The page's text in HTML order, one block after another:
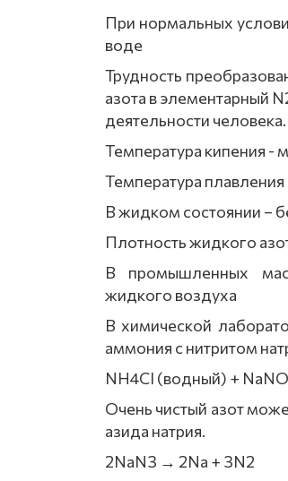
При нормальных
воде
Трудность
азота в элементарный
деятельности человека.
Температура кипения -
Температура
В жидком состоянии –
Плотность жидкого
В промышленных
жидкого воздуха
В химической
аммония с нитритом
NH4Cl (водный) +
Очень чистый азот
азида натрия.
2NaN3 → 2Na + 3N2